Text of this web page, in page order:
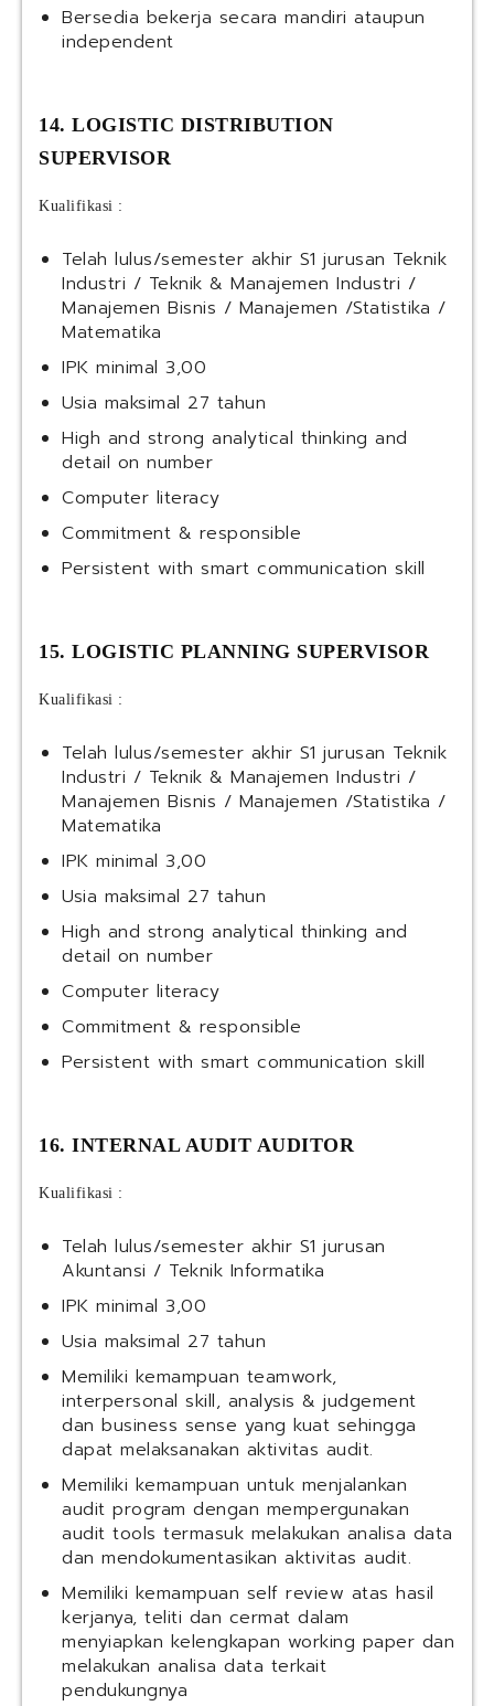
Bersedia bekerja secara mandiri ataupun
independent
14. LOGISTIC DISTRIBUTION
SUPERVISOR
Kualifikasi :
Telah lulus/semester akhir S1 jurusan Teknik
Industri / Teknik & Manajemen Industri /
Manajemen Bisnis / Manajemen /Statistika /
Matematika
IPK minimal 3,00
Usia maksimal 27 tahun
High and strong analytical thinking and
detail on number
Computer literacy
Commitment & responsible
Persistent with smart communication skill
15. LOGISTIC PLANNING SUPERVISOR
Kualifikasi :
Telah lulus/semester akhir S1 jurusan Teknik
Industri / Teknik & Manajemen Industri /
Manajemen Bisnis / Manajemen /Statistika /
Matematika
IPK minimal 3,00
Usia maksimal 27 tahun
High and strong analytical thinking and
detail on number
Computer literacy
Commitment & responsible
Persistent with smart communication skill
16. INTERNAL AUDIT AUDITOR
Kualifikasi :
Telah lulus/semester akhir S1 jurusan
Akuntansi / Teknik Informatika
IPK minimal 3,00
Usia maksimal 27 tahun
Memiliki kemampuan teamwork,
interpersonal skill, analysis & judgement
dan business sense yang kuat sehingga
dapat melaksanakan aktivitas audit.
Memiliki kemampuan untuk menjalankan
audit program dengan mempergunakan
audit tools termasuk melakukan analisa data
dan mendokumentasikan aktivitas audit.
Memiliki kemampuan self review atas hasil
kerjanya, teliti dan cermat dalam
menyiapkan kelengkapan working paper dan
melakukan analisa data terkait
pendukungnya